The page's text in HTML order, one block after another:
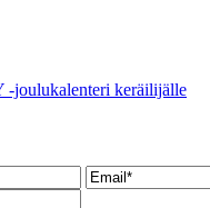
-joulukalenteri keräilijälle